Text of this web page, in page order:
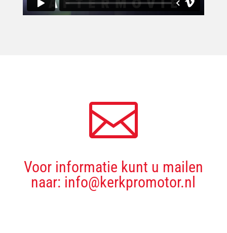

Voor informatie kunt u mailen
naar: info@kerkpromotor.nl